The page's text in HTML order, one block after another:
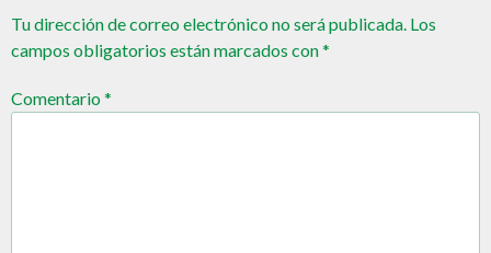
Tu dirección de correo electrónico no será publicada. Los
campos obligatorios están marcados con*
Comentario*